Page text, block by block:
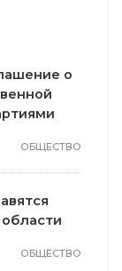
о
ОБЩЕСТВО
ОБЩЕСТВО